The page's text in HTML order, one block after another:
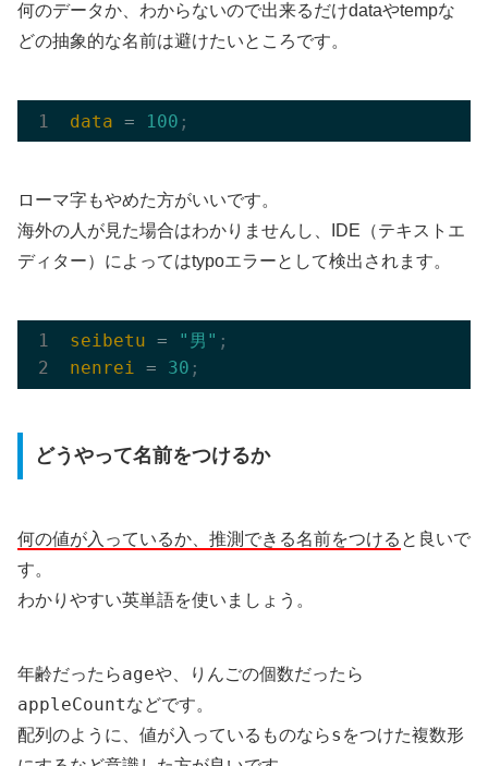
何のデータか、わからないので出来るだけdataやtempな
どの抽象的な名前は避けたいところです。
data = 100 ;
ローマ字もやめた方がいいです。
海外の人が見た場合はわかりませんし、IDE（テキストエ
ディター）によってはtypoエラーとして検出されます。
seibetu = "男" ;
nenrei = 30 ;
どうやって名前をつけるか
何の値が入っているか、推測できる名前をつける と良いで
す。
わかりやすい英単語を使いましょう。
年齢だったらageや、りんごの個数だったら
appleCountなどです。
配列のように、値が入っているものならs をつけた複数形